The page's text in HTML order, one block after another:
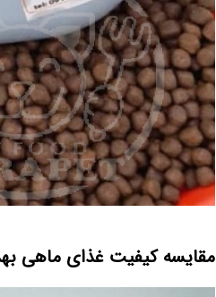
مقایسه کیفیت غذای ماهی